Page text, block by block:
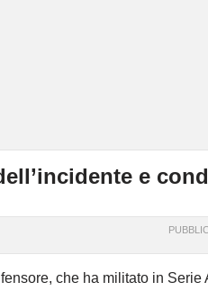
e
che ha militato in